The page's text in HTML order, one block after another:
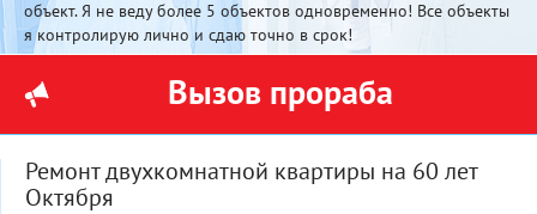
объект. Я не веду более 5 объектов одновременно! Все объекты
я контролирую лично и сдаю точно в срок!
Вызов прораба
Ремонт двухкомнатной квартиры на 60 лет
Октября